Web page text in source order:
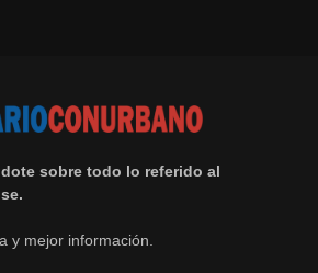
sobre todo lo referido al
y mejor información.